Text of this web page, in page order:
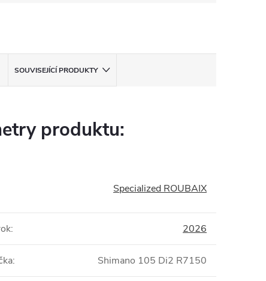
SOUVISEJÍCÍ PRODUKTY
produktu:
Specialized ROUBAIX
: 2026
: Shimano 105 Di2 R7150